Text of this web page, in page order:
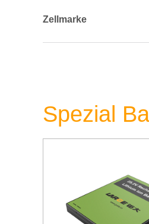
Zellmarke
Spezial